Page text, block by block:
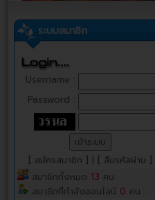
ระบบสมาชิก
Username :
Password :
[ สมัครสมาชิก ]
[ ลืมรหัสผ่าน ]
สมาชิกทั้งหมด 13 คน
สมาชิกที่กำลังออนไลน์ 0 คน